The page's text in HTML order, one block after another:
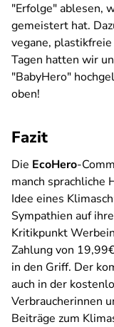
"Erfolge" ablesen,
gemeistert hat.
vegane,
Tagen hatten wir
"BabyHero"
oben!
Fazit
Die EcoHero-
manch sprachliche
Idee eines
Sympathien auf
Kritikpunkt
Zahlung von
in den Griff. Der
auch in der
Verbraucherinnen
Beiträge zum